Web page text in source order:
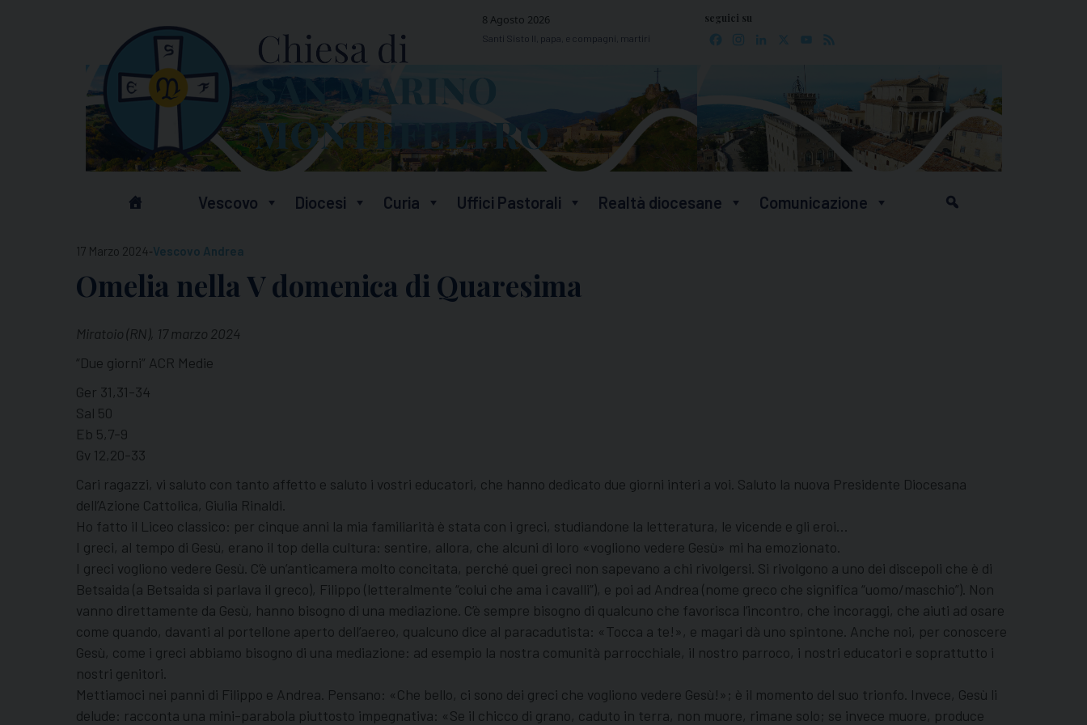
8 Agosto 2026
Santi Sisto II, papa, e compagni, martiri
seguici su
Facebook
Instagram
LinkedIn YouTube
Vescovo Diocesi Curia Uffici Pastorali Realtà diocesane Comunicazione
17 Marzo 2024-Vescovo Andrea
Omelia nella V domenica di Quaresima
Miratoio (RN), 17 marzo 2024
“Due giorni” ACR Medie
Ger 31,31-34
Sal 50
Eb 5,7-9
Gv 12,20-33
Cari ragazzi, vi saluto con tanto affetto e saluto i vostri educatori, che hanno dedicato due giorni interi a voi. Saluto la nuova Presidente Diocesana
dell’Azione Cattolica, Giulia Rinaldi.
Ho fatto il Liceo classico: per cinque anni la mia familiarità è stata con i greci, studiandone la letteratura, le vicende e gli eroi…
I greci, al tempo di Gesù, erano il top della cultura: sentire, allora, che alcuni di loro «vogliono vedere Gesù» mi ha emozionato.
I greci vogliono vedere Gesù. C’è un’anticamera molto concitata, perché quei greci non sapevano a chi rivolgersi. Si rivolgono a uno dei discepoli che è di
Betsaida (a Betsaida si parlava il greco), Filippo (letteralmente “colui che ama i cavalli”), e poi ad Andrea (nome greco che significa “uomo/maschio”). Non
vanno direttamente da Gesù, hanno bisogno di una mediazione. C’è sempre bisogno di qualcuno che favorisca l’incontro, che incoraggi, che aiuti ad osare
come quando, davanti al portellone aperto dell’aereo, qualcuno dice al paracadutista: «Tocca a te!», e magari dà uno spintone. Anche noi, per conoscere
Gesù, come i greci abbiamo bisogno di una mediazione: ad esempio la nostra comunità parrocchiale, il nostro parroco, i nostri educatori e soprattutto i
nostri genitori.
Mettiamoci nei panni di Filippo e Andrea. Pensano: «Che bello, ci sono dei greci che vogliono vedere Gesù!»; è il momento del suo trionfo. Invece, Gesù li
delude: racconta una mini-parabola piuttosto impegnativa: «Se il chicco di grano, caduto in terra, non muore, rimane solo; se invece muore, produce